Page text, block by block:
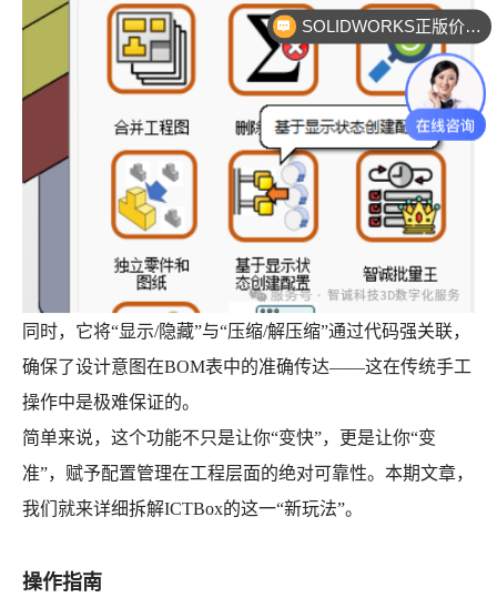
同时，它将“显示/隐藏”与“压缩/解压缩”通过代码强关联，
确保了设计意图在BOM表中的准确传达——这在传统手工
操作中是极难保证的。
简单来说，这个功能不只是让你“变快”，更是让你“变
准”，赋予配置管理在工程层面的绝对可靠性。本期文章，
我们就来详细拆解ICTBox的这一“新玩法”。
操作指南
SOLIDWORKS正版价格？